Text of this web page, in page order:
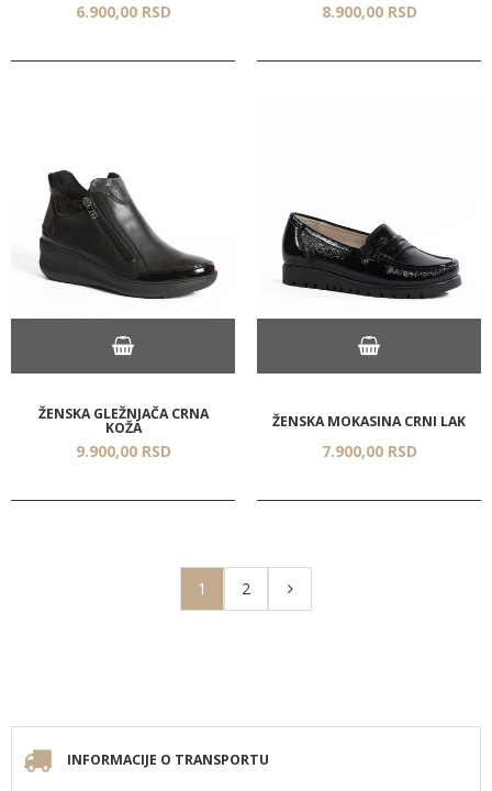
6.900,00 RSD 8.900,00 RSD
ŽENSKA GLEŽNJAČA CRNA
KOŽA
9.900,00 RSD
ŽENSKA MOKASINA CRNI LAK
7.900,00 RSD
1 2
INFORMACIJE O TRANSPORTU